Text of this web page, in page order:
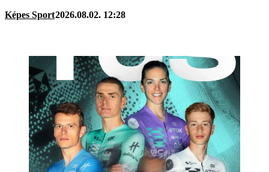
Képes Sport2026.08.02. 12:28